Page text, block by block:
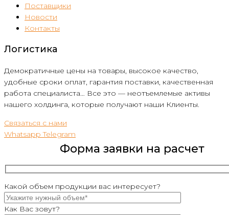
Поставщики
Новости
Контакты
Логистика
Демократичные цены на товары, высокое качество,
удобные сроки оплат, гарантия поставки, качественная
работа специалиста… Все это — неотъемлемые активы
нашего холдинга, которые получают наши Клиенты.
Связаться с нами
Whatsapp Telegram
Форма заявки на расчет
Какой объем продукции вас интересует?
Как Вас зовут?